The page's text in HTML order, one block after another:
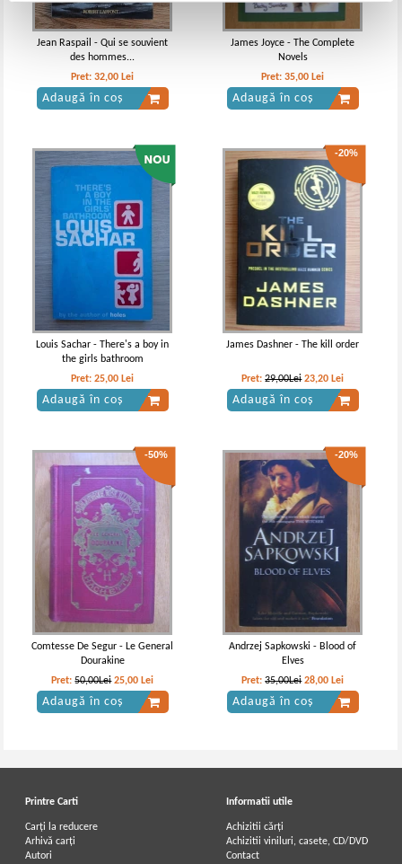
Jean Raspail - Qui se souvient
des hommes...
Pret:32,00 Lei
Adaugă în coș
James Joyce - The Complete
Novels
Pret:35,00 Lei
Adaugă în coș
Louis Sachar - There's a boy in
the girls bathroom
Pret:25,00 Lei
Adaugă în coș
-20%
James Dashner - The kill order
Pret:29,00Lei 23,20 Lei
Adaugă în coș
-50%
Comtesse De Segur - Le General
Dourakine
Pret:50,00Lei 25,00 Lei
Adaugă în coș
-20%
Andrzej Sapkowski - Blood of
Elves
Pret:35,00Lei 28,00 Lei
Adaugă în coș
Printre Carti
Carți la reducere
Arhivă carți
Autori
Informatii utile
Achizitii cărți
Achizitii viniluri, casete, CD/DVD
Contact